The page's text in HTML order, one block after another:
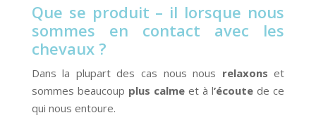
Que se produit – il lorsque nous
sommes en contact avec les
chevaux ?
Dans la plupart des cas nous nous relaxons et
sommes beaucoup plus calmeet à l’écoute de ce
qui nous entoure.